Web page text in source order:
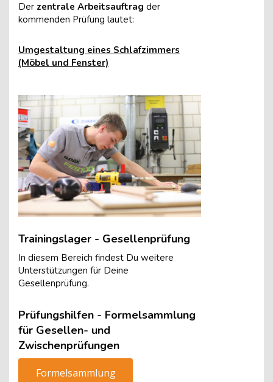
Der zentrale Arbeitsauftrag der
kommenden Prüfung lautet:
Umgestaltung eines Schlafzimmers
(Möbel und Fenster)
Trainingslager - Gesellenprüfung
In diesem Bereich findest Du weitere
Unterstützungen für Deine
Gesellenprüfung.
Prüfungshilfen - Formelsammlung
für Gesellen- und
Zwischenprüfungen
Formelsammlung